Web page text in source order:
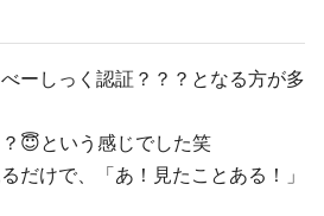
ーしっく認証？？？となる方が多
😇という感じでした笑
だけで、「あ！見たことある！」